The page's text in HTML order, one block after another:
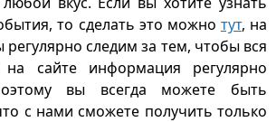
то сделать это можно тут, на
следим за тем, чтобы вся
на сайте информация регулярно
вы всегда можете быть
с нами сможете получить только